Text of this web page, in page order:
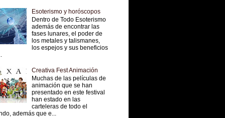
Esoterismo y horóscopos
Dentro de Todo Esoterismo
además de encontrar las
fases lunares, el poder de
los metales y talismanes,
los espejos y sus beneficios
Creativa Fest Animación
Muchas de las películas de
animación que se han
presentado en este festival
han estado en las
carteleras de todo el
además que e...